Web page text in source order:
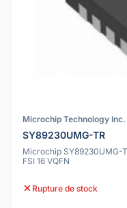
Microchip Technology Inc.
SY89230UMG-TR
Microchip SY89230UMG-
FSI 16 VQFN
Rupture de stock